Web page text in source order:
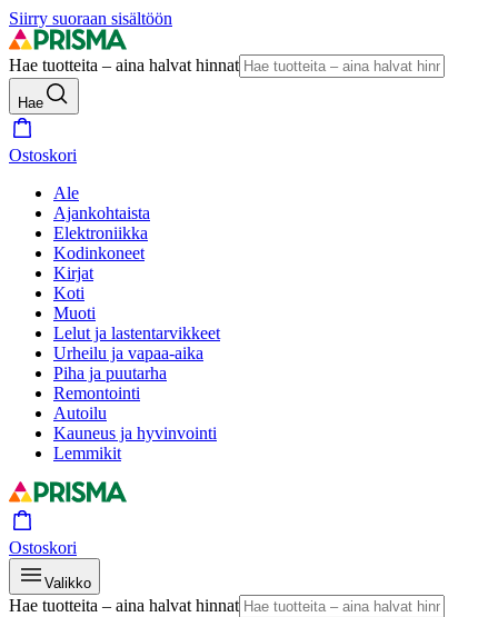
Siirry suoraan sisältöön
Hae tuotteita – aina halvat hinnat
Hae
Ostoskori
Ale
Ajankohtaista
Elektroniikka
Kodinkoneet
Kirjat
Koti
Muoti
Lelut ja lastentarvikkeet
Urheilu ja vapaa-aika
Piha ja puutarha
Remontointi
Autoilu
Kauneus ja hyvinvointi
Lemmikit
Ostoskori
Valikko
Hae tuotteita – aina halvat hinnat